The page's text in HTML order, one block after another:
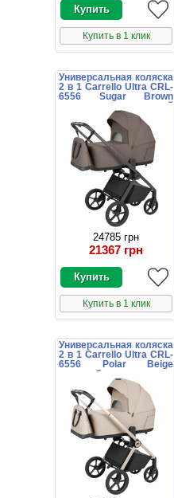
Купить в 1 клик
Универсальная коляска
2 в 1 Carrello Ultra CRL-
6556 Sugar Brown
коричневая с люлькой
24785 грн
21367 грн
Купить в 1 клик
Универсальная коляска
2 в 1 Carrello Ultra CRL-
6556 Polar Beige
светло-бежевая с
люлькой и блоком